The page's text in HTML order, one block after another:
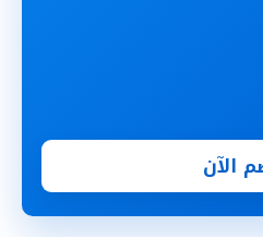
الآن